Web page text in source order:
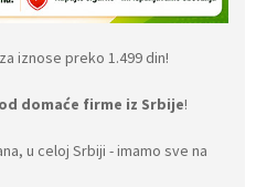
za iznose preko 1.499 din!
domaće firme iz Srbije!
u celoj Srbiji - imamo sve na